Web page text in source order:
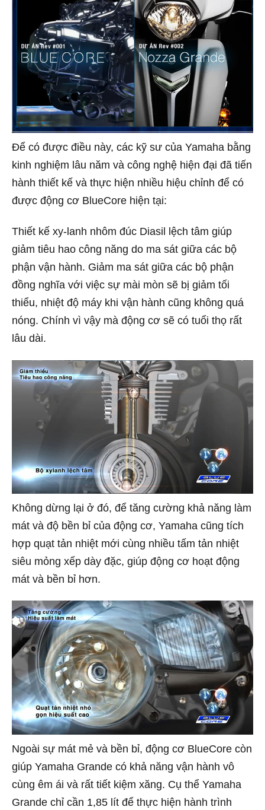
Để có được điều này, các kỹ sư của Yamaha bằng
kinh nghiệm lâu năm và công nghệ hiện đại đã tiến
hành thiết kế và thực hiện nhiều hiệu chỉnh để có
được động cơ BlueCore hiện tại:
Thiết kế xy-lanh nhôm đúc Diasil lệch tâm giúp
giảm tiêu hao công năng do ma sát giữa các bộ
phận vận hành. Giảm ma sát giữa các bộ phận
đồng nghĩa với việc sự mài mòn sẽ bị giảm tối
thiểu, nhiệt độ máy khi vận hành cũng không quá
nóng. Chính vì vậy mà động cơ sẽ có tuổi thọ rất
lâu dài.
Không dừng lại ở đó, để tăng cường khả năng làm
mát và độ bền bỉ của động cơ, Yamaha cũng tích
hợp quạt tản nhiệt mới cùng nhiều tấm tản nhiệt
siêu mỏng xếp dày đặc, giúp động cơ hoạt động
mát và bền bỉ hơn.
Ngoài sự mát mẻ và bền bỉ, động cơ BlueCore còn
giúp Yamaha Grande có khả năng vận hành vô
cùng êm ái và rất tiết kiệm xăng. Cụ thể Yamaha
Grande chỉ cần 1,85 lít để thực hiện hành trình